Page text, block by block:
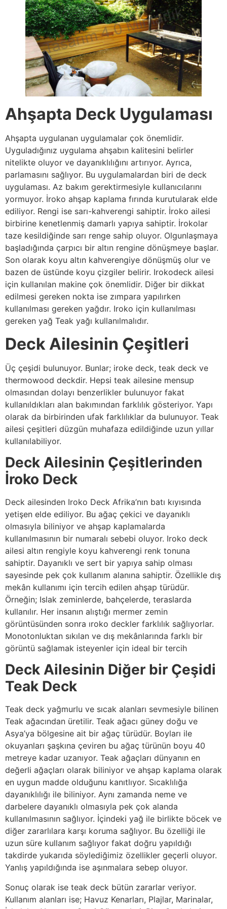
Ahşapta Deck Uygulaması
Ahşapta uygulanan uygulamalar çok önemlidir.
Uyguladığınız uygulama ahşabın kalitesini belirler
nitelikte oluyor ve dayanıklılığını artırıyor. Ayrıca,
parlamasını sağlıyor. Bu uygulamalardan biri de deck
uygulaması. Az bakım gerektirmesiyle kullanıcılarını
yormuyor. İroko ahşap kaplama fırında kurutularak elde
ediliyor. Rengi ise sarı-kahverengi sahiptir. İroko ailesi
birbirine kenetlenmiş damarlı yapıya sahiptir. İrokolar
taze kesildiğinde sarı renge sahip oluyor. Olgunlaşmaya
başladığında çarpıcı bir altın rengine dönüşmeye başlar.
Son olarak koyu altın kahverengiye dönüşmüş olur ve
bazen de üstünde koyu çizgiler belirir. Irokodeck ailesi
için kullanılan makine çok önemlidir. Diğer bir dikkat
edilmesi gereken nokta ise zımpara yapılırken
kullanılması gereken yağdır. Iroko için kullanılması
gereken yağ Teak yağı kullanılmalıdır.
Deck Ailesinin Çeşitleri
Üç çeşidi bulunuyor. Bunlar; iroke deck, teak deck ve
thermowood deckdir. Hepsi teak ailesine mensup
olmasından dolayı benzerlikler bulunuyor fakat
kullanıldıkları alan bakımından farklılık gösteriyor. Yapı
olarak da birbirinden ufak farklılıklar da bulunuyor. Teak
ailesi çeşitleri düzgün muhafaza edildiğinde uzun yıllar
kullanılabiliyor.
Deck Ailesinin Çeşitlerinden
İroko Deck
Deck ailesinden Iroko Deck Afrika’nın batı kıyısında
yetişen elde ediliyor. Bu ağaç çekici ve dayanıklı
olmasıyla biliniyor ve ahşap kaplamalarda
kullanılmasının bir numaralı sebebi oluyor. Iroko deck
ailesi altın rengiyle koyu kahverengi renk tonuna
sahiptir. Dayanıklı ve sert bir yapıya sahip olması
sayesinde pek çok kullanım alanına sahiptir. Özellikle dış
mekân kullanımı için tercih edilen ahşap türüdür.
Örneğin; Islak zeminlerde, bahçelerde, teraslarda
kullanılır. Her insanın alıştığı mermer zemin
görüntüsünden sonra ıroko deckler farklılık sağlıyorlar.
Monotonluktan sıkılan ve dış mekânlarında farklı bir
görüntü sağlamak isteyenler için ideal bir tercih
Deck Ailesinin Diğer bir Çeşidi
Teak Deck
Teak deck yağmurlu ve sıcak alanları sevmesiyle bilinen
Teak ağacından üretilir. Teak ağacı güney doğu ve
Asya’ya bölgesine ait bir ağaç türüdür. Boyları ile
okuyanları şaşkına çeviren bu ağaç türünün boyu 40
metreye kadar uzanıyor. Teak ağaçları dünyanın en
değerli ağaçları olarak biliniyor ve ahşap kaplama olarak
en uygun madde olduğunu kanıtlıyor. Sıcaklılığa
dayanıklılığı ile biliniyor. Aynı zamanda neme ve
darbelere dayanıklı olmasıyla pek çok alanda
kullanılmasının sağlıyor. İçindeki yağ ile birlikte böcek ve
diğer zararlılara karşı koruma sağlıyor. Bu özelliği ile
uzun süre kullanım sağlıyor fakat doğru yapıldığı
takdirde yukarıda söylediğimiz özellikler geçerli oluyor.
Yanlış yapıldığında ise aşınmalara sebep oluyor.
Sonuç olarak ise teak deck bütün zararlar veriyor.
Kullanım alanları ise; Havuz Kenarları, Plajlar, Marinalar,